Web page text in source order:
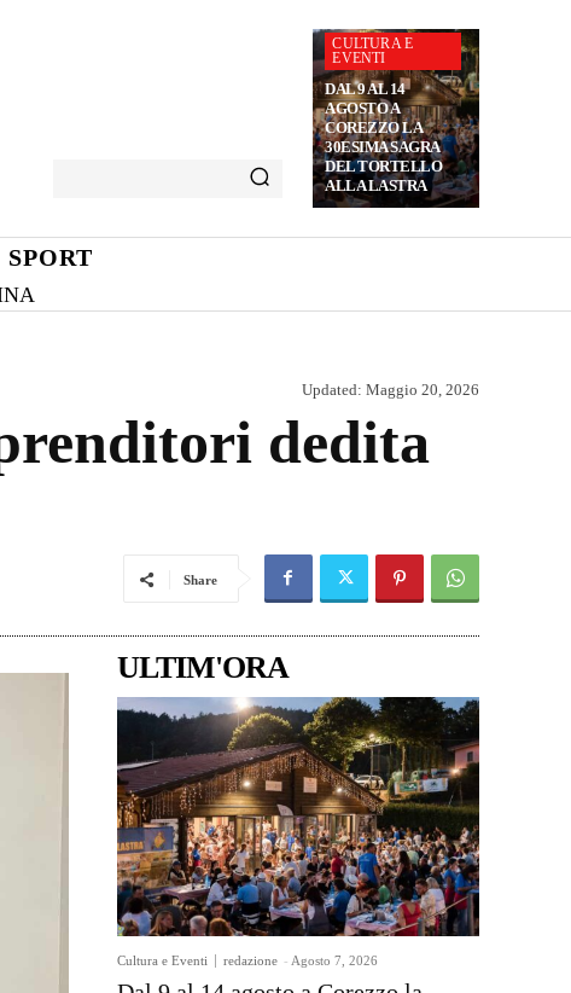
CULTURA E
EVENTI
DAL 9 AL 14
AGOSTO A
COREZZO LA
30ESIMA SAGRA
DEL TORTELLO
ALLA LASTRA
SPORT
Updated: Maggio 20, 2026
dedita
Share
ULTIM'ORA
Cultura e Eventi redazione - Agosto 7, 2026